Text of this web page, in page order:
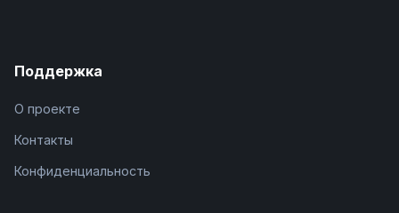
Поддержка
О проекте
Контакты
Конфиденциальность